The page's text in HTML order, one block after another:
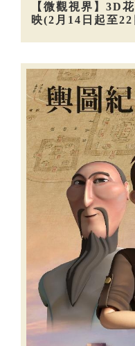
【微觀視界】3D
映(2月14日起至22